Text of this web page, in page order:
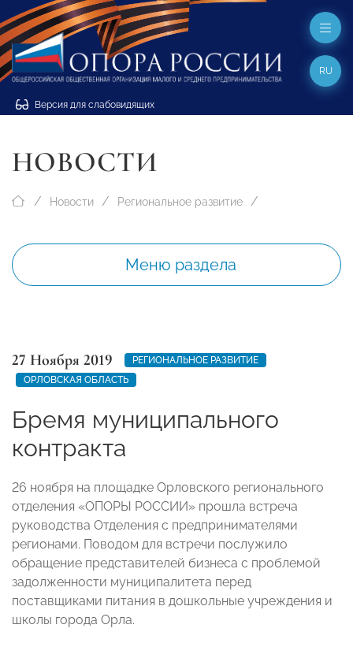
Версия для слабовидящих
RU
НОВОСТИ
Новости Региональное развитие
Меню раздела
27 Ноября 2019
РЕГИОНАЛЬНОЕ РАЗВИТИЕ
ОРЛОВСКАЯ ОБЛАСТЬ
Бремя муниципального
контракта
26 ноября на площадке Орловского регионального
отделения «ОПОРЫ РОССИИ» прошла встреча
руководства Отделения с предпринимателями
регионами. Поводом для встречи послужило
обращение представителей бизнеса с проблемой
задолженности муниципалитета перед
поставщиками питания в дошкольные учреждения и
школы города Орла.